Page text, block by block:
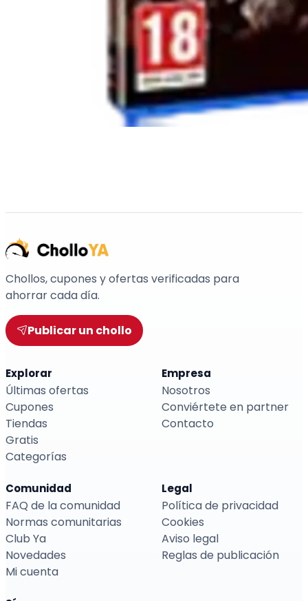
Chollos, cupones y ofertas verificadas para
ahorrar cada día.
Publicar un chollo
Explorar
Últimas ofertas
Cupones
Tiendas
Gratis
Categorías
Empresa
Nosotros
Conviértete en partner
Contacto
Comunidad
FAQ de la comunidad
Normas comunitarias
Club Ya
Novedades
Mi cuenta
Legal
Política de privacidad
Cookies
Aviso legal
Reglas de publicación